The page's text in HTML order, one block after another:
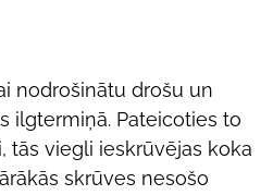
nodrošinātu drošu un
ilgtermiņā. Pateicoties to
tās viegli ieskrūvējas koka
skrūves nesošo